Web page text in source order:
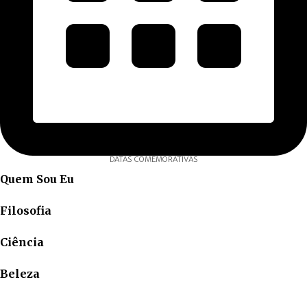
DATAS COMEMORATIVAS
Quem Sou Eu
Filosofia
Ciência
Beleza